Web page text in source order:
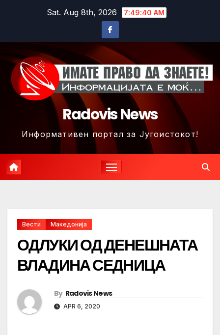
Sat. Aug 8th, 2026 7:49:43 AM
Radovis News
Информативен портал за Југоистокот!
Вести Македонија
ОДЛУКИ ОД ДЕНЕШНАТА
ВЛАДИНА СЕДНИЦА
By Radovis News
APR 6, 2020